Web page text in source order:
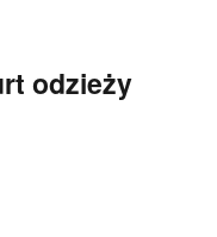
odzieży